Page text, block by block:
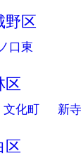
野区
口東
区
文化町 新寺
区